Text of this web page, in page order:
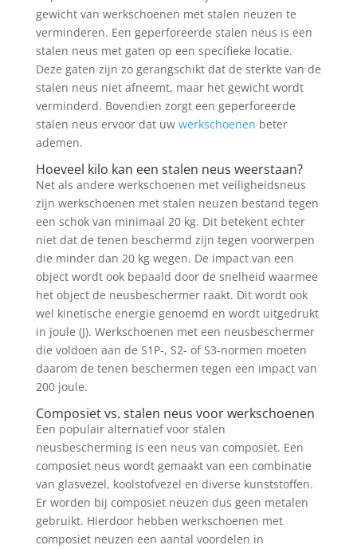
gewicht van werkschoenen met stalen neuzen te
verminderen. Een geperforeerde stalen neus is een
stalen neus met gaten op een specifieke locatie.
Deze gaten zijn zo gerangschikt dat de sterkte van de
stalen neus niet afneemt, maar het gewicht wordt
verminderd. Bovendien zorgt een geperforeerde
stalen neus ervoor dat uw werkschoenen beter
ademen.
Hoeveel kilo kan een stalen neus weerstaan?
Net als andere werkschoenen met veiligheidsneus
zijn werkschoenen met stalen neuzen bestand tegen
een schok van minimaal 20 kg. Dit betekent echter
niet dat de tenen beschermd zijn tegen voorwerpen
die minder dan 20 kg wegen. De impact van een
object wordt ook bepaald door de snelheid waarmee
het object de neusbeschermer raakt. Dit wordt ook
wel kinetische energie genoemd en wordt uitgedrukt
in joule (J). Werkschoenen met een neusbeschermer
die voldoen aan de S1P-, S2- of S3-normen moeten
daarom de tenen beschermen tegen een impact van
200 joule.
Composiet vs. stalen neus voor werkschoenen
Een populair alternatief voor stalen
neusbescherming is een neus van composiet. Een
composiet neus wordt gemaakt van een combinatie
van glasvezel, koolstofvezel en diverse kunststoffen.
Er worden bij composiet neuzen dus geen metalen
gebruikt. Hierdoor hebben werkschoenen met
composiet neuzen een aantal voordelen in